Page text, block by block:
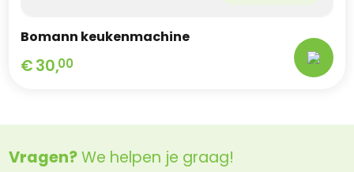
Bomann keukenmachine
€30,00
Vragen?We helpen je graag!